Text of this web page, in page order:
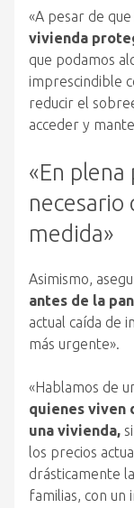
«A pesar de que
vivienda
que podamos
imprescindible
reducir el
acceder y
«En plena
necesario
medida»
Asimismo,
antes de la
actual caída de
más urgente».
«Hablamos de
quienes viven
una vivienda,
los precios
drásticamente
familias, con un